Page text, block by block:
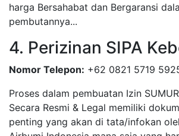
harga Bersahabat dan Bergaransi
pembutannya...
4. Perizinan SIPA
Nomor Telepon: +62 0821 5719
Proses dalam pembuatan Izin SUMUR
Secara Resmi & Legal memiliki
penting yang akan di tata/infokan